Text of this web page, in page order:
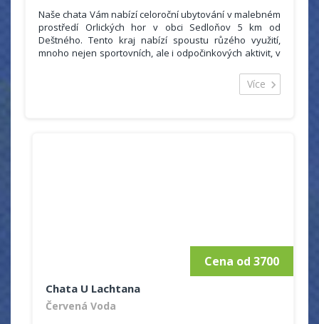
Naše chata Vám nabízí celoroční ubytování v malebném
prostředí Orlických hor v obci Sedloňov 5 km od
Deštného. Tento kraj nabízí spoustu růzého využití,
mnoho nejen sportovních, ale i odpočinkových aktivit, v
Sedloňov je též výborná základna pro cyklovýlety po
Více
Cena od 3700
Chata U Lachtana
Červená Voda